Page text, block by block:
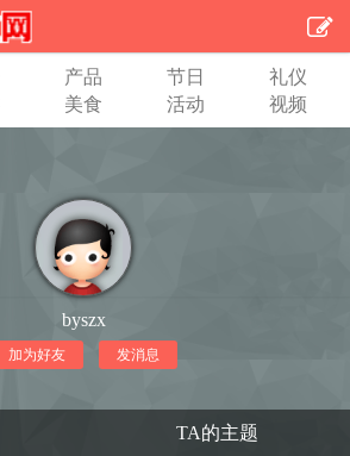
产品 节日
礼仪
美食 活动 视频
byszx
加为好友 发消息
TA的主题